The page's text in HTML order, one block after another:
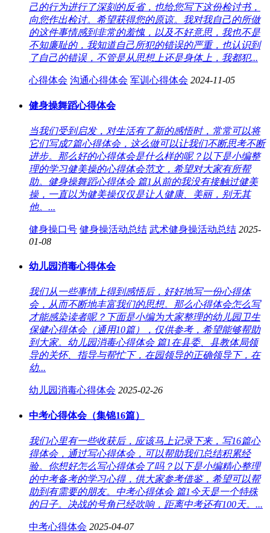
己的行为进行了深刻的反省，也给您写下这份检讨书，
向您作出检讨。希望获得您的原谅。我对我自己的所做
的这件事情感到非常的羞愧，以及不好意思，我也不是
不知廉耻的，我知道自己所犯的错误的严重，也认识到
了自己的错误，不管是从思想上还是身体上，我都犯...
心得体会 沟通心得体会 军训心得体会 2024-11-05
健身操舞蹈心得体会
当我们受到启发，对生活有了新的感悟时，常常可以将
它们写成7篇心得体会，这么做可以让我们不断思考不断
进步。那么好的心得体会是什么样的呢？以下是小编整
理的学习健美操的心得体会范文，希望对大家有所帮
助。健身操舞蹈心得体会 篇1从前的我没有接触过健美
操，一直以为健美操仅仅是让人健康、美丽，别无其
他。...
健身操口号 健身操活动总结 武术健身操活动总结 2025-
01-08
幼儿园消毒心得体会
我们从一些事情上得到感悟后，好好地写一份心得体
会，从而不断地丰富我们的思想。那么心得体会怎么写
才能感染读者呢？下面是小编为大家整理的幼儿园卫生
保健心得体会（通用10篇），仅供参考，希望能够帮助
到大家。幼儿园消毒心得体会 篇1在县委、县教体局领
导的关怀、指导与帮忙下，在园领导的正确领导下，在
幼...
幼儿园消毒心得体会 2025-02-26
中考心得体会（集锦16篇）
我们心里有一些收获后，应该马上记录下来，写16篇心
得体会，通过写心得体会，可以帮助我们总结积累经
验。你想好怎么写心得体会了吗？以下是小编精心整理
的中考备考的学习心得，供大家参考借鉴，希望可以帮
助到有需要的朋友。中考心得体会 篇1今天是一个特殊
的日子。决战的号角已经吹响，距离中考还有100天。...
中考心得体会 2025-04-07